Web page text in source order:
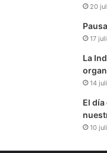
20
17
La
14
El
10